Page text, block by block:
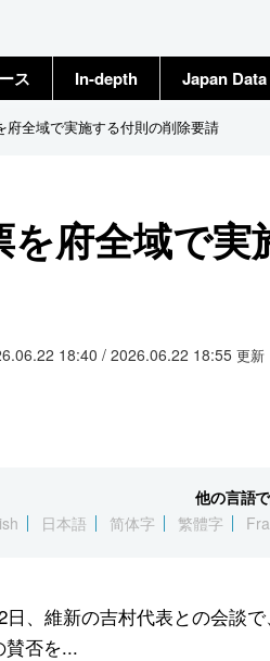
ス In-depth Japan Data
府全域で実施する付則の削除要請
を府全域で
18:40 / 2026.06.22 18:55 更新
他の言語
日本語 简体字 繁體字
、維新の吉村代表との会談で
賛否を...